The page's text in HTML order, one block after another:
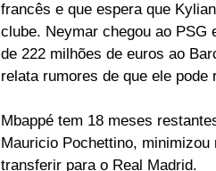
francês e que espera que
clube. Neymar chegou ao PSG
de 222 milhões de euros ao
relata rumores de que ele pode
Mbappé tem 18 meses
Mauricio Pochettino,
transferir para o Real Madrid.